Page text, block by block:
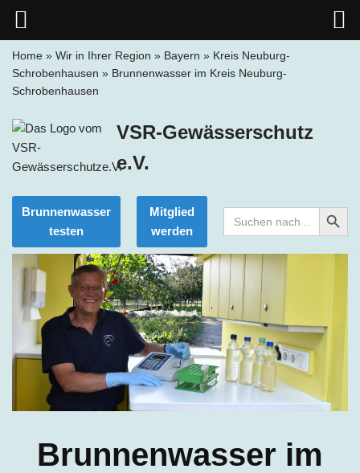
springen
Home » Wir in Ihrer Region » Bayern » Kreis Neuburg-
Schrobenhausen » Brunnenwasser im Kreis Neuburg-
Schrobenhausen
VSR-Gewässerschutz
e.V.
Brunnenwasser
testen
Mitglied
werden
Search
for:
Search Button
Brunnenwasser im